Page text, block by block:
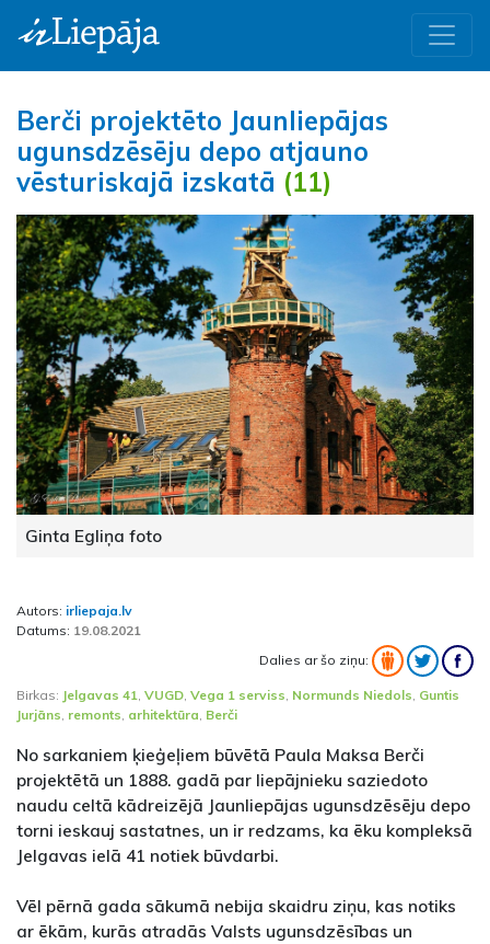
Berči projektēto Jaunliepājas
ugunsdzēsēju depo atjauno
vēsturiskajā izskatā (11)
Ginta Egliņa foto
Autors: irliepaja.lv
Datums: 19.08.2021
Dalies ar šo ziņu:
Birkas: Jelgavas 41, VUGD, Vega 1 serviss, Normunds Niedols, Guntis
Jurjāns, remonts, arhitektūra, Berči
No sarkaniem ķieģeļiem būvētā Paula Maksa Berči
projektētā un 1888. gadā par liepājnieku saziedoto
naudu celtā kādreizējā Jaunliepājas ugunsdzēsēju depo
torni ieskauj sastatnes, un ir redzams, ka ēku kompleksā
Jelgavas ielā 41 notiek būvdarbi.
Vēl pērnā gada sākumā nebija skaidru ziņu, kas notiks
ar ēkām, kurās atradās Valsts ugunsdzēsības un